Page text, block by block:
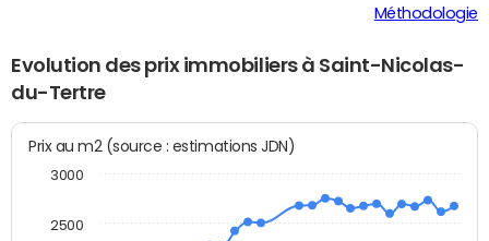
Méthodologie
Evolution des prix immobiliers à Saint-Nicolas-
du-Tertre
Prix au m2 (source : estimations JDN)
2500
3000